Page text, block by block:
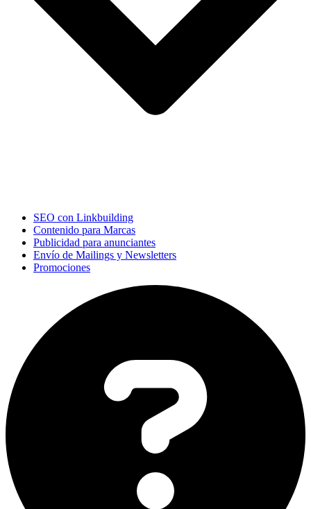
SEO con Linkbuilding
Contenido para Marcas
Publicidad para anunciantes
Envío de Mailings y Newsletters
Promociones